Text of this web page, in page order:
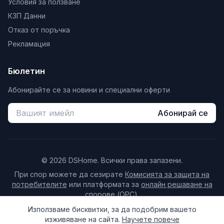
Използваме бисквитки, за да подобрим вашето
изживяване на сайта. Научете повече
несъответствие с цените и количествата на
продукта в различните търговски обекти на
строителен магазин ДИ ЕС ХОУМ.
Условия за ползване
КЗП Данни
Отказ от поръчка
Рекламация
Бюлетин
Абонирайте се за новини и специални оферти
Абонирай се
© 2026 DSHome. Всички права запазени.
При спор можете да сезирате Комисията за защита на
потребителите или платформата за онлайн решаване на
спорове (ОРС).
Право на отказ от договор (14 дни)
Настройки за бисквитки